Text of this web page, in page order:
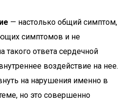
— настолько общий симптом,
симптомов и не
такого ответа сердечной
воздействие на нее.
на нарушения именно в
но это совершенно